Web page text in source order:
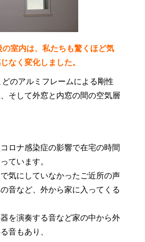
室内は、私たちも驚くほど気
なく変化しました。
のアルミフレームによる剛性
そして外窓と内窓の間の空気層
ロナ感染症の影響で在宅の時間
ています。
気にしていなかったご近所の声
音など、外から家に入ってくる
を演奏する音など家の中から外
音もあり、